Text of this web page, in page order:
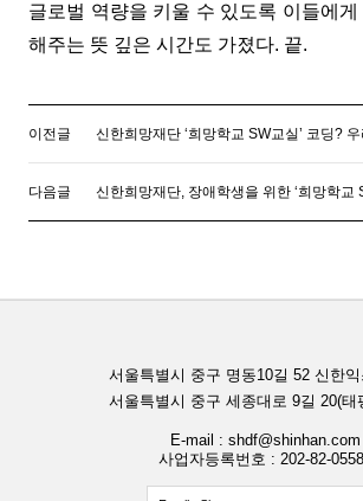
글로벌 역량을 키울 수 있도록 이들에
해주는 뜻 깊은 시간도 가졌다. 끝.
이전글 신한희망재단 ‘희망학교 SW교실’ 코딩?
다음글 신한희망재단, 장애학생을 위한 ‘희망학교
서울특별시 중구 명동10길 52 신한
서울특별시 중구 세종대로 9길 20(태
E-mail : shdf@shinhan.com
사업자등록번호 : 202-82-